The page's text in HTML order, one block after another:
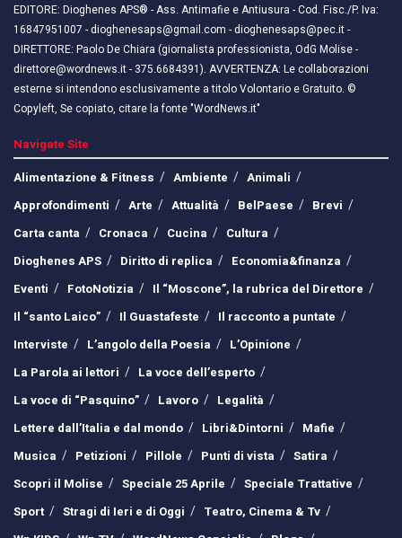
EDITORE: Dioghenes APS® - Ass. Antimafie e Antiusura - Cod. Fisc./P. Iva:
16847951007 - dioghenesaps@gmail.com - dioghenesaps@pec.it - ​​
DIRETTORE: Paolo De Chiara (giornalista professionista, OdG Molise -
direttore@wordnews.it - ​​375.6684391). AVVERTENZA: Le collaborazioni
esterne si intendono esclusivamente a titolo Volontario e Gratuito. ©
Copyleft, Se copiato, citare la fonte "WordNews.it"
Navigate Site
Alimentazione & Fitness
Ambiente
Animali
Approfondimenti
Arte Attualità BelPaese
Brevi
Carta canta
Cronaca Cucina
Cultura
Dioghenes APS
Diritto di replica
Economia&finanza
Eventi
FotoNotizia
Il “Moscone”, la rubrica del Direttore
Il “santo Laico”
Il Guastafeste
Il racconto a puntate
Interviste
L’angolo della Poesia
L’Opinione
La Parola ai lettori
La voce dell’esperto
La voce di “Pasquino”
Lavoro
Legalità
Lettere dall’Italia e dal mondo
Libri&Dintorni
Mafie
Musica
Petizioni Pillole Punti di vista
Satira
Scopri il Molise
Speciale 25 Aprile
Speciale Trattative
Sport
Stragi di Ieri e di Oggi
Teatro, Cinema & Tv